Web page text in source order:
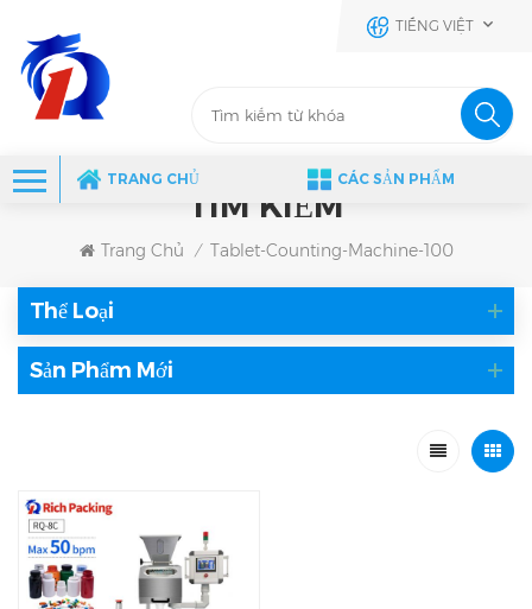
TIẾNG VIỆT
TRANG CHỦ CÁC SẢN PHẨM
TÌM KIẾM
Trang Chủ / Tablet-Counting-Machine-100
Thể Loại
Sản Phẩm Mới